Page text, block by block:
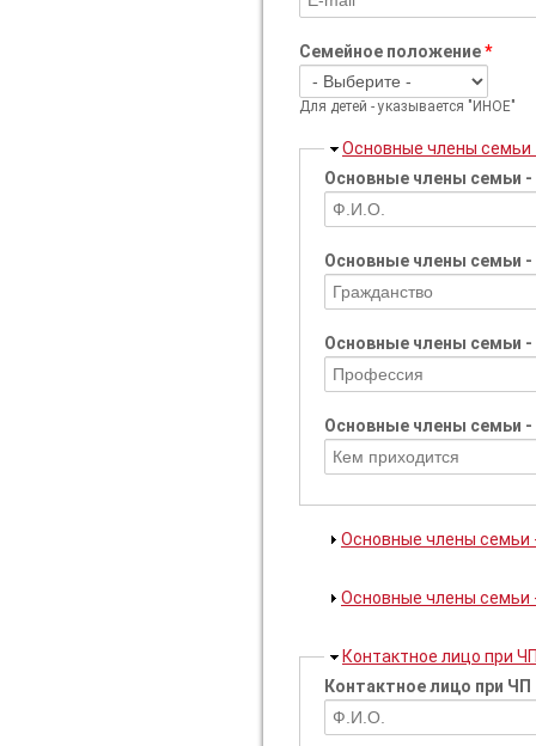
Семейное положение*
Для детей - указывается "ИНОЕ"
Скрыть
Основные члены семьи
Основные члены семьи
Основные члены семьи
Основные члены семьи
Основные члены семьи
Показать
Основные члены семьи
Показать
Основные члены семьи
Скрыть
Контактное лицо при
Контактное лицо при